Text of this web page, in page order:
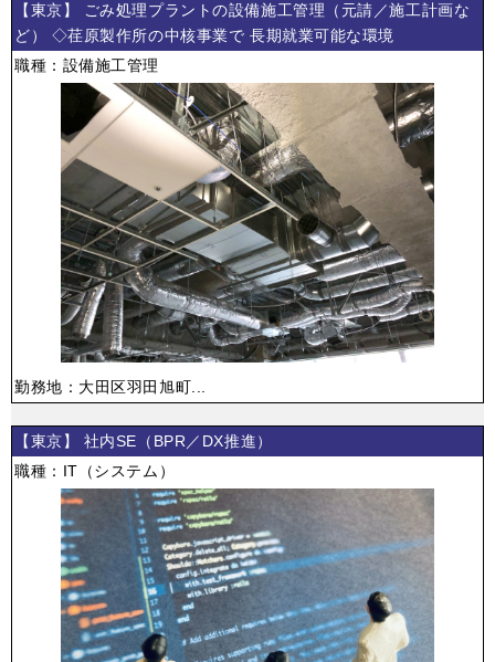
【東京】 ごみ処理プラントの設備施工管理（元請／施工計画な
ど） ◇荏原製作所の中核事業で 長期就業可能な環境
職種：設備施工管理
勤務地：大田区羽田旭町...
【東京】 社内SE（BPR／DX推進）
職種：IT（システム）